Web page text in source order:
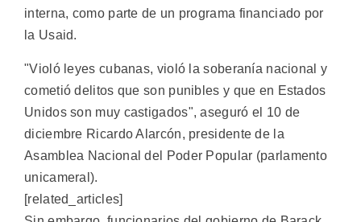
interna, como parte de un programa financiado por
la Usaid.
"Violó leyes cubanas, violó la soberanía nacional y
cometió delitos que son punibles y que en Estados
Unidos son muy castigados", aseguró el 10 de
diciembre Ricardo Alarcón, presidente de la
Asamblea Nacional del Poder Popular (parlamento
unicameral).
[related_articles]